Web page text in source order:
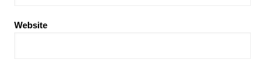
Website